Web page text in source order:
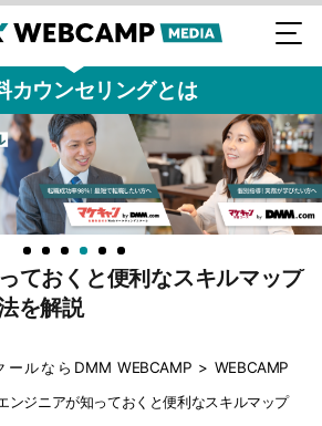
カウンセリングとは
ておくと便利なスキルマップ
を解説
ルならDMM WEBCAMP > WEBCAMP
ンジニアが知っておくと便利なスキルマップ